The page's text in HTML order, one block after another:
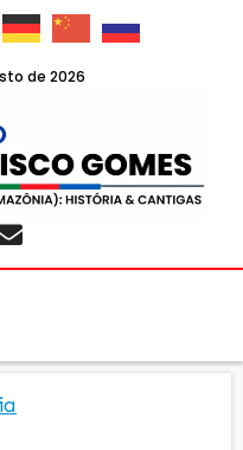
de 2026